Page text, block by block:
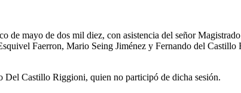
de mayo de dos mil diez, con asistencia del señor
Faerron, Mario Seing Jiménez y Fernando del Castillo
Del Castillo Riggioni, quien no participó de dicha sesión.